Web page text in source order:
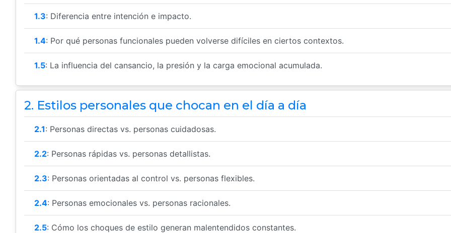
1.3: Diferencia entre intención e impacto.
1.4: Por qué personas funcionales pueden volverse difíciles en ciertos contextos.
1.5: La influencia del cansancio, la presión y la carga emocional acumulada.
2. Estilos personales que chocan en el día a día
2.1: Personas directas vs. personas cuidadosas.
2.2: Personas rápidas vs. personas detallistas.
2.3: Personas orientadas al control vs. personas flexibles.
2.4: Personas emocionales vs. personas racionales.
2.5: Cómo los choques de estilo generan malentendidos constantes.